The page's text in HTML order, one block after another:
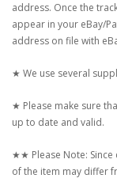
address. Once the
appear in your eBay/
address on file with
★ We use several
★ Please make sure
up to date and valid.
★★ Please Note:
of the item may differ